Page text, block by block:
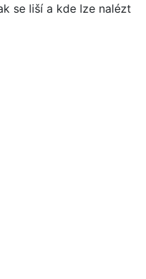
se liší a kde lze nalézt